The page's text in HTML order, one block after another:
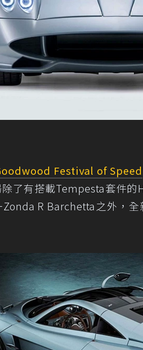
Festival of Speed
了有搭載Tempesta套件的
R Barchetta之外，